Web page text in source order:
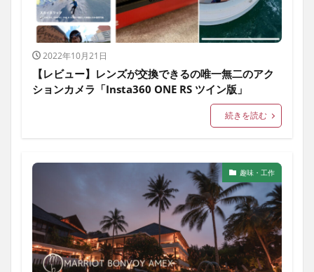
2022年10月21日
【レビュー】レンズが交換できるの唯一無二のアク
ションカメラ「Insta360 ONE RS ツイン版」
続きを読む
趣味・工作